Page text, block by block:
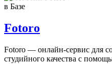
в Базе
Fotoro
Fotoro — онлайн-сервис для
студийного качества с